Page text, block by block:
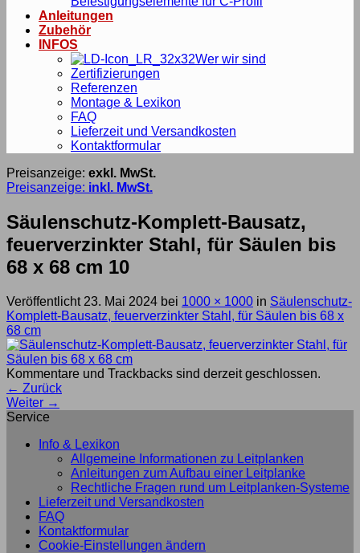
Anleitungen
Zubehör
INFOS
Wer wir sind
Zertifizierungen
Referenzen
Montage & Lexikon
FAQ
Lieferzeit und Versandkosten
Kontaktformular
Preisanzeige: exkl. MwSt.
Preisanzeige: inkl. MwSt.
Säulenschutz-Komplett-Bausatz,
feuerverzinkter Stahl, für Säulen bis
68 x 68 cm 10
Veröffentlicht 23. Mai 2024 bei 1000 × 1000 in Säulenschutz-
Komplett-Bausatz, feuerverzinkter Stahl, für Säulen bis 68 x
68 cm
Kommentare und Trackbacks sind derzeit geschlossen.
← Zurück
Weiter →
Service
Info & Lexikon
Allgemeine Informationen zu Leitplanken
Anleitungen zum Aufbau einer Leitplanke
Rechtliche Fragen rund um Leitplanken-Systeme
Lieferzeit und Versandkosten
FAQ
Kontaktformular
Cookie-Einstellungen ändern